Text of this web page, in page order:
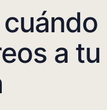
a tu